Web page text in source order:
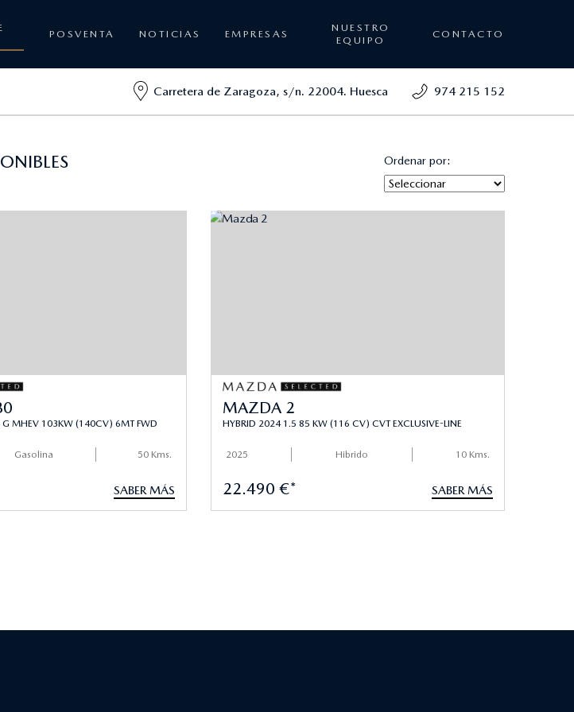
POSVENTA NOTICIAS EMPRESAS
NUESTRO
EQUIPO
CONTACTO
Carretera de Zaragoza, s/n. 22004. Huesca 974 215 152
Ordenar por:
G MHEV 103KW (140CV) 6MT FWD
Gasolina 50 Kms.
SABER MÁS
MAZDA 2
HYBRID 2024 1.5 85 KW (116 CV) CVT EXCLUSIVE-LINE
2025 Hibrido 10 Kms.
22.490 €* SABER MÁS